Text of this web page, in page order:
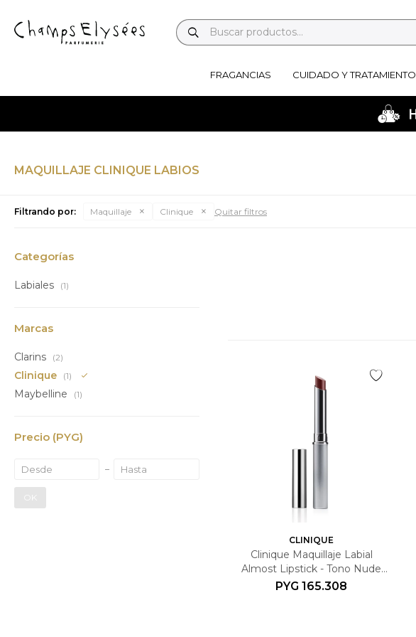
FRAGANCIAS CUIDADO Y TRATAMIENTO
MAQUILLAJE CLINIQUE LABIOS
Filtrando por: Maquillaje Clinique Quitar filtros
CLINIQUE
Clinique Maquillaje Labial
Almost Lipstick - Tono Nude
Honey 1.9g
PYG 165.308
Categorías
Labiales (1)
Marcas
Clarins (2)
Clinique (1)
Maybelline (1)
Precio (PYG)
OK